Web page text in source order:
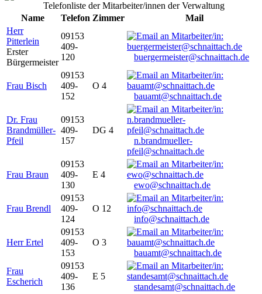
Telefonliste der Mitarbeiter/innen der Verwaltung
Name
Telefon Zimmer
Mail
Herr
Pitterlein
Erster
Bürgermeister
09153
409-
120
buergermeister@schnaittach.de
Frau Bisch
09153
409-
152
O 4
bauamt@schnaittach.de
Dr. Frau
Brandmüller-
Pfeil
09153
409-
157
DG 4
n.brandmueller-
pfeil@schnaittach.de
Frau Braun
09153
409-
130
E 4
ewo@schnaittach.de
Frau Brendl
09153
409-
124
O 12
info@schnaittach.de
Herr Ertel
09153
409-
153
O 3
bauamt@schnaittach.de
Frau
Escherich
09153
409-
136
E 5
standesamt@schnaittach.de